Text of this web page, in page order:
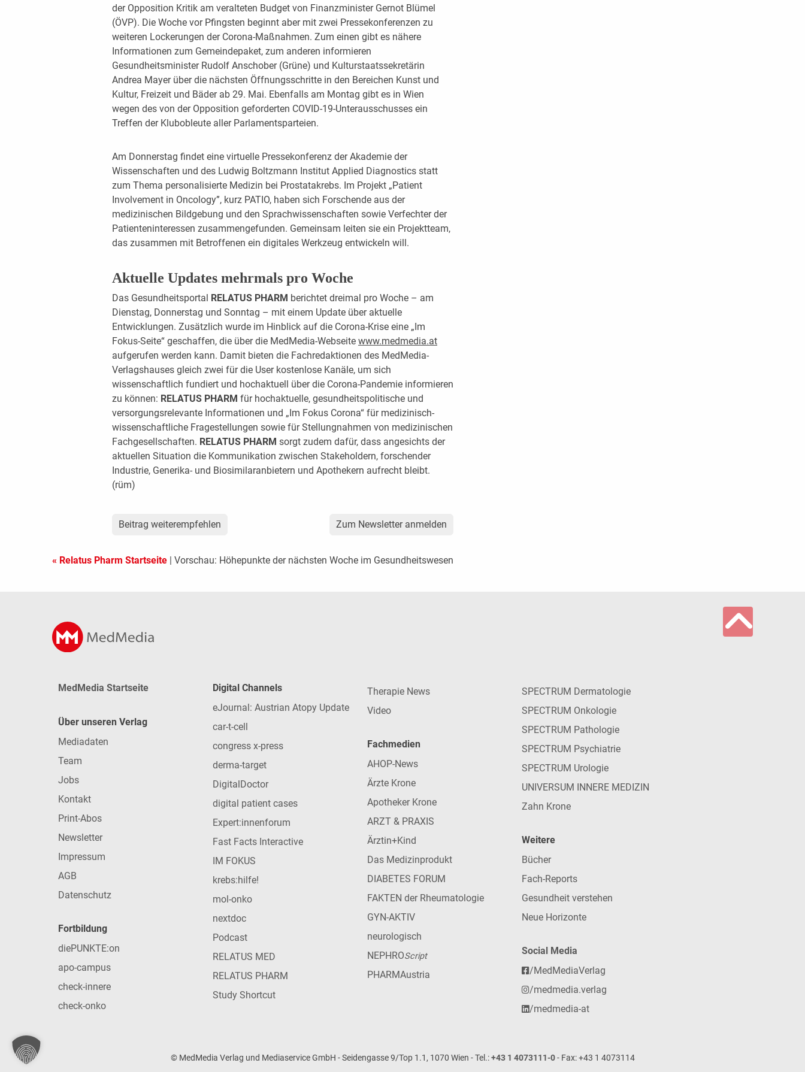
der Opposition Kritik am veralteten Budget von Finanzminister Gernot Blümel
(ÖVP). Die Woche vor Pfingsten beginnt aber mit zwei Pressekonferenzen zu
weiteren Lockerungen der Corona-Maßnahmen. Zum einen gibt es nähere
Informationen zum Gemeindepaket, zum anderen informieren
Gesundheitsminister Rudolf Anschober (Grüne) und Kulturstaatssekretärin
Andrea Mayer über die nächsten Öffnungsschritte in den Bereichen Kunst und
Kultur, Freizeit und Bäder ab 29. Mai. Ebenfalls am Montag gibt es in Wien
wegen des von der Opposition geforderten COVID-19-Unterausschusses ein
Treffen der Klubobleute aller Parlamentsparteien.
Am Donnerstag findet eine virtuelle Pressekonferenz der Akademie der
Wissenschaften und des Ludwig Boltzmann Institut Applied Diagnostics statt
zum Thema personalisierte Medizin bei Prostatakrebs. Im Projekt „Patient
Involvement in Oncology”, kurz PATIO, haben sich Forschende aus der
medizinischen Bildgebung und den Sprachwissenschaften sowie Verfechter der
Patienteninteressen zusammengefunden. Gemeinsam leiten sie ein Projektteam,
das zusammen mit Betroffenen ein digitales Werkzeug entwickeln will.
Aktuelle Updates mehrmals pro Woche
Das Gesundheitsportal RELATUS PHARM berichtet dreimal pro Woche – am
Dienstag, Donnerstag und Sonntag – mit einem Update über aktuelle
Entwicklungen. Zusätzlich wurde im Hinblick auf die Corona-Krise eine „Im
Fokus-Seite“ geschaffen, die über die MedMedia-Webseite www.medmedia.at
aufgerufen werden kann. Damit bieten die Fachredaktionen des MedMedia-
Verlagshauses gleich zwei für die User kostenlose Kanäle, um sich
wissenschaftlich fundiert und hochaktuell über die Corona-Pandemie informieren
zu können: RELATUS PHARM für hochaktuelle, gesundheitspolitische und
versorgungsrelevante Informationen und „Im Fokus Corona“ für medizinisch-
wissenschaftliche Fragestellungen sowie für Stellungnahmen von medizinischen
Fachgesellschaften. RELATUS PHARM sorgt zudem dafür, dass angesichts der
aktuellen Situation die Kommunikation zwischen Stakeholdern, forschender
Industrie, Generika- und Biosimilaranbietern und Apothekern aufrecht bleibt.
(rüm)
Beitrag weiterempfehlen Zum Newsletter anmelden
« Relatus Pharm Startseite | Vorschau: Höhepunkte der nächsten Woche im Gesundheitswesen
MedMedia Startseite
Über unseren Verlag
Mediadaten
Team
Jobs
Kontakt
Print-Abos
Newsletter
Impressum
AGB
Datenschutz
Fortbildung
diePUNKTE:on
apo-campus
check-innere
check-onko
Digital Channels
eJournal: Austrian Atopy Update
car-t-cell
congress x-press
derma-target
DigitalDoctor
digital patient cases
Expert:innenforum
Fast Facts Interactive
IM FOKUS
krebs:hilfe!
mol-onko
nextdoc
Podcast
RELATUS MED
RELATUS PHARM
Study Shortcut
Therapie News
Video
Fachmedien
AHOP-News
Ärzte Krone
Apotheker Krone
ARZT & PRAXIS
Ärztin+Kind
Das Medizinprodukt
DIABETES FORUM
FAKTEN der Rheumatologie
GYN-AKTIV
neurologisch
NEPHROScript
PHARMAustria
SPECTRUM Dermatologie
SPECTRUM Onkologie
SPECTRUM Pathologie
SPECTRUM Psychiatrie
SPECTRUM Urologie
UNIVERSUM INNERE MEDIZIN
Zahn Krone
Weitere
Bücher
Fach-Reports
Gesundheit verstehen
Neue Horizonte
Social Media
/MedMediaVerlag
/medmedia.verlag
/medmedia-at
© MedMedia Verlag und Mediaservice GmbH - Seidengasse 9/Top 1.1, 1070 Wien - Tel.:+43 1 4073111-0- Fax: +43 1 4073114